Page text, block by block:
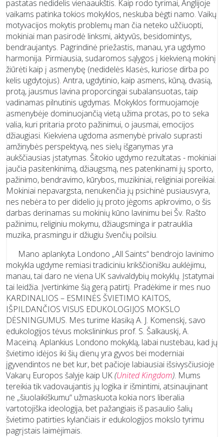
pastatas nedidelis vienaaukštis. Kaip rodo tyrimai, Anglijoje
vaikams patinka tokios mokyklos, neskuba bėgti namo. Vaikų
motyvacijos mokytis problemų man čia neteko užčiuopti,
mokiniai man pasirodė linksmi, aktyvūs, besidomintys,
bendraujantys. Pagrindinė priežastis, manau, yra ugdymo
harmonija. Pirmiausia, sudaromos sąlygos į kiekvieną mokinį
žiūrėti kaip į asmenybę (nedidelės klasės, kuriose dirba po
kelis ugdytojus). Antra, ugdytinio, kaip asmens, kūną, dvasią,
protą, jausmus lavina proporcingai subalansuotas, taip
vadinamas pilnutinis ugdymas. Mokyklos formuojamoje
asmenybėje dominuojančią vietą užima protas, po to seka
valia, kuri pritaria proto pažinimui, o jausmai, emocijos
džiaugiasi. Kiekviena ugdoma asmenybė privalo suprasti
amžinybės perspektyvą, nes sielų išganymas yra
aukščiausias įstatymas. Šitokio ugdymo rezultatas - mokiniai
jaučia pasitenkinimą, džiaugsmą, nes patenkinami jų sporto,
pažinimo, bendravimo, kūrybos, muzikiniai, religiniai poreikiai.
Mokiniai nepavargsta, nenukenčia jų psichinė pusiausvyra,
nes nebėra to per didelio jų proto jėgoms apkrovimo, o šis
darbas derinamas su mokinių kūno lavinimu bei Šv. Rašto
pažinimu, religiniu mokymu, džiaugsminga ir patrauklia
muzika, prasmingu ir džiugiu švenčių poilsiu.
Mano aplankyta Londono „All Saints“ bendrojo lavinimo
mokykla ugdyme remiasi tradiciniu krikščionišku auklėjimu,
manau, tai daro ne viena UK savivaldybių mokyklų. Įstatymai
tai leidžia. Įvertinkime šią gerą patirtį. Pradėkime ir mes nuo
KARDINALIOS – ESMINĖS ŠVIETIMO KAITOS,
IŠPILDANČIOS VISUS EDUKOLOGIJOS MOKSLO
DĖSNINGUMUS. Mes turime klasiką A. J. Komenskį, savo
edukologijos tėvus mokslininkus prof. S. Šalkauskį, A.
Maceiną. Aplankius Londono mokyklą, labai nustebau, kad jų
švietimo idėjos iki šių dienų yra gyvos bei moderniai
įgyvendintos ne bet kur, bet pačioje labiausiai išsivysčiusioje
Vakarų Europos šalyje kaip UK(United Kingdom). Mums
tereikia tik vadovaujantis jų logika ir išmintimi, atsinaujinant
ne „šiuolaikiškumu“ užmaskuota kokia nors liberalia
vartotojiška ideologija, bet pažangiais iš pasaulio šalių
švietimo patirties kylančiais ir edukologijos mokslo tyrimu
pagrįstais laimėjimais.